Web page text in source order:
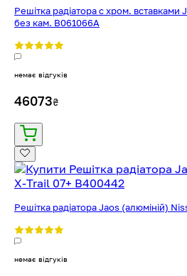
Решітка радіатора с хром. вставками
без кам. B061066A
немає відгуків
46073₴
Решітка радіатора Jaos (алюміній)
немає відгуків